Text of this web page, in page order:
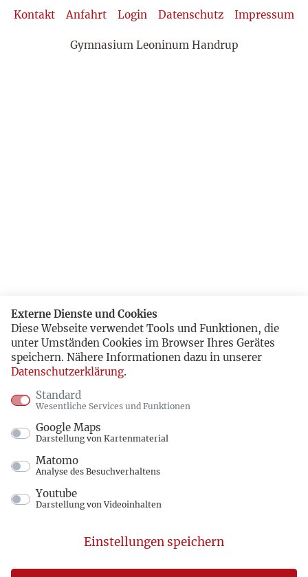
Kontakt Anfahrt Login Datenschutz Impressum
Gymnasium Leoninum Handrup
Externe Dienste und Cookies
Diese Webseite verwendet Tools und Funktionen, die
unter Umständen Cookies im Browser Ihres Gerätes
speichern. Nähere Informationen dazu in unserer
Datenschutzerklärung.
Standard
Wesentliche Services und Funktionen
Google Maps
Darstellung von Kartenmaterial
Matomo
Analyse des Besuchverhaltens
Youtube
Darstellung von Videoinhalten
Einstellungen speichern